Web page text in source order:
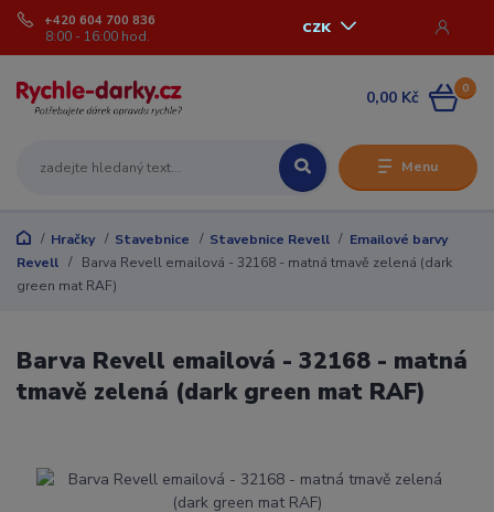
Menu
CZK
+420 604 700 836
8:00 - 16:00 hod.
0
0,00 Kč
Hračky Stavebnice Stavebnice Revell
Emailové barvy
Revell
Barva Revell emailová - 32168 - matná tmavě zelená (dark
green mat RAF)
Barva Revell emailová - 32168 - matná
tmavě zelená (dark green mat RAF)